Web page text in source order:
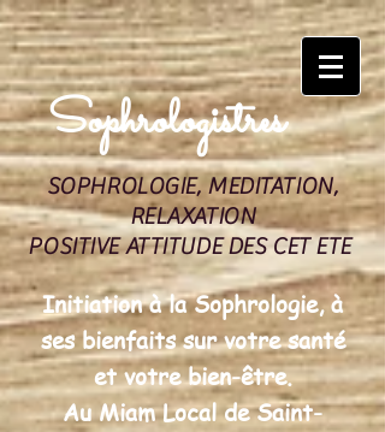
Sophrologistres
SOPHROLOGIE, MEDITATION,
RELAXATION
POSITIVE ATTITUDE DES CET ETE
Initiation à la Sophrologie, à
ses bienfaits sur votre santé
et votre bien-être.
Au Miam Local de Saint-